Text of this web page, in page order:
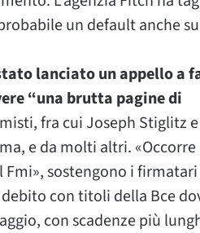
probabile un default anche
lanciato un appello a
“una brutta pagine di
fra cui Joseph Stiglitz
e da molti altri.
Fmi», sostengono i firmatari
con titoli della Bce
con scadenze più